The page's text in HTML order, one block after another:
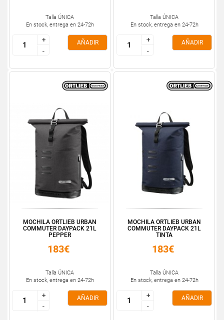
Talla ÚNICA
En stock, entrega en 24-72h
+
-
+
-
AÑADIR
Talla ÚNICA
En stock, entrega en 24-72h
+
-
+
-
AÑADIR
MOCHILA ORTLIEB URBAN
COMMUTER DAYPACK 21L
PEPPER
183€
Talla ÚNICA
En stock, entrega en 24-72h
+
-
+
-
AÑADIR
MOCHILA ORTLIEB URBAN
COMMUTER DAYPACK 21L
TINTA
183€
Talla ÚNICA
En stock, entrega en 24-72h
+
-
+
-
AÑADIR